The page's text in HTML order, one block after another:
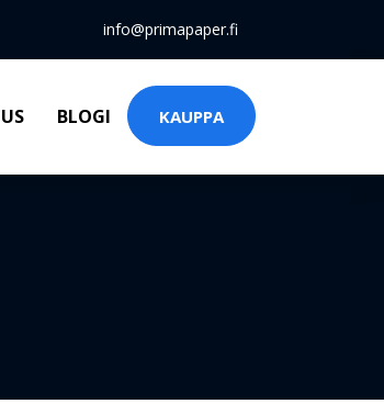
info@primapaper.fi
BLOGI KAUPPA